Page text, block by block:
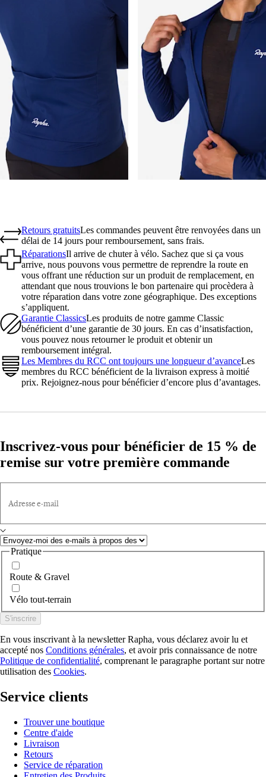
Retours gratuitsLes commandes peuvent être renvoyées dans un
délai de 14 jours pour remboursement, sans frais.
RéparationsIl arrive de chuter à vélo. Sachez que si ça vous
arrive, nous pouvons vous permettre de reprendre la route en
vous offrant une réduction sur un produit de remplacement, en
attendant que nous trouvions le bon partenaire qui procèdera à
votre réparation dans votre zone géographique. Des exceptions
s’appliquent.
Garantie ClassicsLes produits de notre gamme Classic
bénéficient d’une garantie de 30 jours. En cas d’insatisfaction,
vous pouvez nous retourner le produit et obtenir un
remboursement intégral.
Les Membres du RCC ont toujours une longueur d’avanceLes
membres du RCC bénéficient de la livraison express à moitié
prix. Rejoignez-nous pour bénéficier d’encore plus d’avantages.
Inscrivez-vous pour bénéficier de 15 % de
remise sur votre première commande
Adresse e-mail
Pratique
Route & Gravel
Vélo tout-terrain
S'inscrire
En vous inscrivant à la newsletter Rapha, vous déclarez avoir lu et
accepté nos Conditions générales, et avoir pris connaissance de notre
Politique de confidentialité, comprenant le paragraphe portant sur notre
utilisation des Cookies.
Service clients
Trouver une boutique
Centre d'aide
Livraison
Retours
Service de réparation